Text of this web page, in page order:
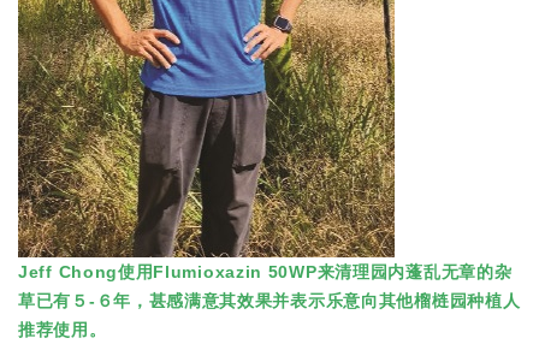
Jeff Chong使用Flumioxazin 50WP来清理园内蓬乱无章的杂
草已有５-６年，甚感满意其效果并表示乐意向其他榴梿园种植人
推荐使用。